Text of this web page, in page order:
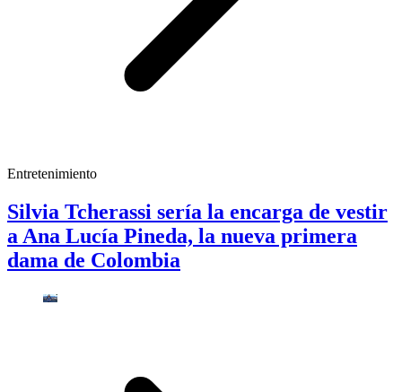
Entretenimiento
Silvia Tcherassi sería la encarga de vestir
a Ana Lucía Pineda, la nueva primera
dama de Colombia